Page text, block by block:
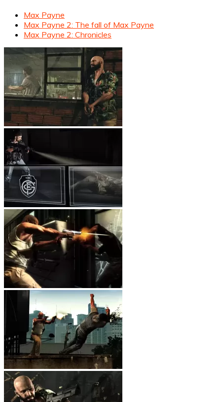
Max Payne
Max Payne 2: The fall of Max Payne
Max Payne 2: Chronicles